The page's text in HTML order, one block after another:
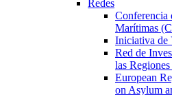
Redes
Conferencia
Marítimas
Iniciativa de
Red de
las
European
on Asylum